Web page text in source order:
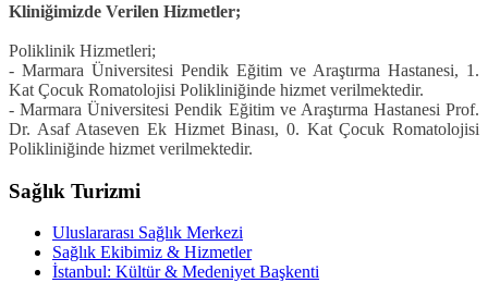
Kliniğimizde Verilen Hizmetler;
Poliklinik Hizmetleri;
- Marmara Üniversitesi Pendik Eğitim ve Araştırma Hastanesi, 1.
Kat Çocuk Romatolojisi Polikliniğinde hizmet verilmektedir.
- Marmara Üniversitesi Pendik Eğitim ve Araştırma Hastanesi Prof.
Dr. Asaf Ataseven Ek Hizmet Binası, 0. Kat Çocuk Romatolojisi
Polikliniğinde hizmet verilmektedir.
Sağlık Turizmi
Uluslararası Sağlık Merkezi
Sağlık Ekibimiz & Hizmetler
İstanbul: Kültür & Medeniyet Başkenti